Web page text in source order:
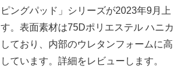
ピングパッド」シリーズが2023年9月上
。表面素材は75Dポリエステル ハニカ
ており、内部のウレタンフォームに高
ています。詳細をレビューします。